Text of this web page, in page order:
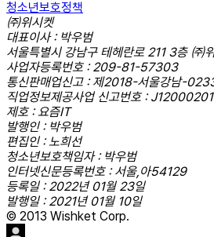
청소년보호정책
㈜위시켓
대표이사 : 박우범
서울특별시 강남구 테헤란로 211 3층 ㈜
사업자등록번호 : 209-81-57303
통신판매업신고 : 제2018-서울강남-
직업정보제공사업 신고번호 :
제호 : 요즘IT
발행인 : 박우범
편집인 : 노희선
청소년보호책임자 : 박우범
인터넷신문등록번호 : 서울,아54129
등록일 : 2022년 01월 23일
발행일 : 2021년 01월 10일
© 2013 Wishket Corp.